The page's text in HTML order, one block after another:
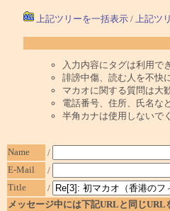
上記ツリーを一括表示/ 上記ツ
入力内容にタグは利用で
誹謗中傷、読む人を不快
マカオに関する質問は大
電話番号、住所、氏名な
半角カナは使用しないで
Name
/
E-Mail
/
Title
/
メッセージ中には下記URLと同じURL